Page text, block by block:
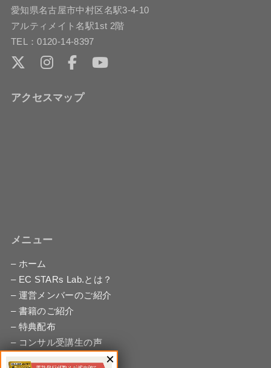
愛知県名古屋市中村区名駅3-4-10
アルティメイト名駅1st 2階
TEL：0120-14-8397
アクセスマップ
メニュー
– ホーム
– EC STARs Lab.とは？
– 運営メンバーのご紹介
– 書籍のご紹介
– 特典配布
– コンサル受講生の声
– 無料相談